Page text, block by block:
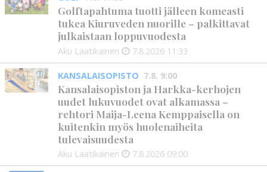
Golftapahtuma tuotti jälleen komeasti
tukea Kiuruveden nuorille – palkittavat
julkaistaan loppuvuodesta
Aku Laatikainen 7.8.2026 11:33
KANSALAISOPISTO 7.8. 9:00
Kansalaisopiston ja Harkka-kerhojen
uudet lukuvuodet ovat alkamassa –
rehtori Maija-Leena Kemppaisella on
kuitenkin myös huolenaiheita
tulevaisuudesta
Aku Laatikainen 7.8.2026 09:00